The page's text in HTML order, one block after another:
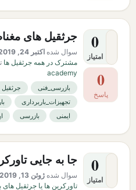
0
امتیاز
0
پاسخ
جرثقیل های
سوال شده اکتبر 24, 2019
مشترک در همه جرثقیل ها
academy
بازرسی_فنی
جرثقیل
تجهیزات_باربرداری
ایمنی
بازرسی
0
امتیاز
جا به جایی
سوال شده ژوئن 13, 2019
تاورکرین ها یا جرثقیل